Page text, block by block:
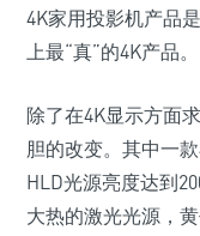
4K家用投影机产品
上最“真”的4K产品。
除了在4K显示方面
胆的改变。其中一
HLD光源亮度达到
大热的激光光源，